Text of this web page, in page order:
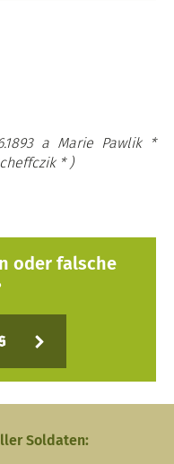
a Marie Pawlik *
* )
oder falsche
Soldaten: